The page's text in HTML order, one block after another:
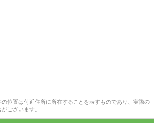
位置は付近住所に所在することを表すものであり、実際の
ございます。